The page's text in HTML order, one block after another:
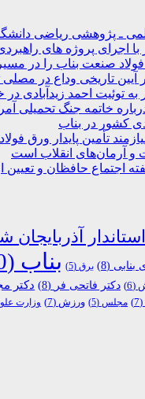
ـ پژوهشی ریاضی
اجرای پروژه های
آیین تاریخی وداع در مصلی
به توئیت احمد زیدآبادی
خاتمه جنگ تحمیلی
تأمین پایدار ورق
و آرمان‌های انقلاب است
اجتماع حافظان و تعیین
استاندار
بنابی (8) برق (5) بناب (110)
(6) دکتر فاتحی فر (8) دکتر
(7) مجلس (5) ورزش (7) وزارت